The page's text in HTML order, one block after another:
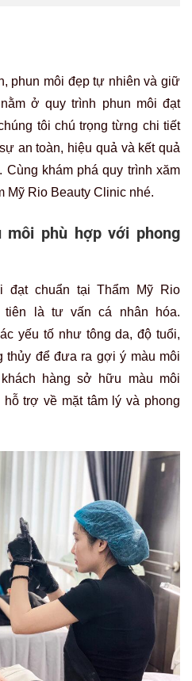
phun môi đẹp tự nhiên và giữ
ở quy trình phun môi đạt
tôi chú trọng từng chi tiết
an toàn, hiệu quả và kết quả
Cùng khám phá quy trình xăm
Mỹ Rio Beauty Clinic nhé.
môi phù hợp với phong
đạt chuẩn tại Thẩm Mỹ Rio
tiên là tư vấn cá nhân hóa.
yếu tố như tông da, độ tuổi,
thủy để đưa ra gợi ý màu môi
hàng sở hữu màu môi
trợ về mặt tâm lý và phong